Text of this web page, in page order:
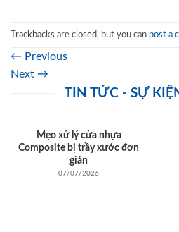
Trackbacks are closed, but you can post a
← Previous
Next →
TIN TỨC - SỰ
Mẹo xử lý cửa nhựa
Composite bị trầy xước đơn
giản
07/07/2026